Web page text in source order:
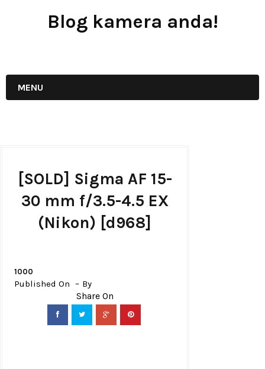
Blog kamera anda!
MENU
[SOLD] Sigma AF 15-
30 mm f/3.5-4.5 EX
(Nikon) [d968]
1000
Published On By